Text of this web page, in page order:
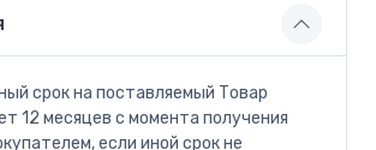
срок на поставляемый Товар
12 месяцев с момента получения
если иной срок не